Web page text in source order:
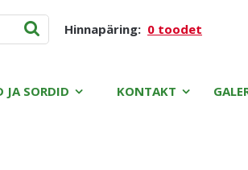
Hinnapäring: 0 toodet
JA SORDID KONTAKT